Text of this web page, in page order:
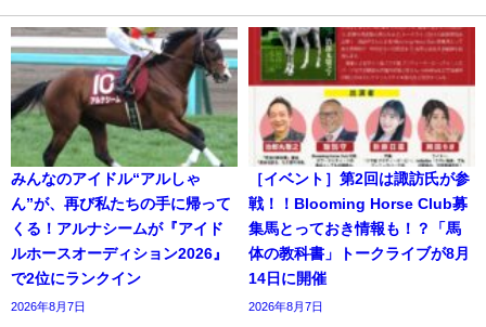
みんなのアイドル“アルしゃ
ん”が、再び私たちの手に帰って
くる！アルナシームが『アイド
ルホースオーディション2026』
で2位にランクイン
2026年8月7日
［イベント］第2回は諏訪氏が参
戦！！Blooming Horse Club募
集馬とっておき情報も！？「馬
体の教科書」トークライブが8月
14日に開催
2026年8月7日